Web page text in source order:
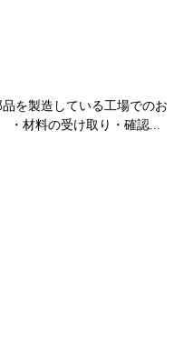
を製造している工場でのお
・材料の受け取り・確認...